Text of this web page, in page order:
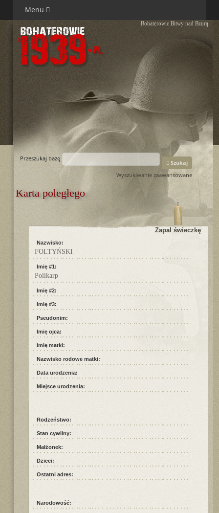
Menu
Bohaterowie Bitwy nad Bzurą
Przeszukaj bazę
Szukaj
Wyszukiwanie zaawansowane
Karta poległego
Zapal świeczkę
Nazwisko:
FOLTYŃSKI
Imię #1:
Polikarp
Imię #2:
Imię #3:
Pseudonim:
Imię ojca:
Imię matki:
Nazwisko rodowe matki:
Data urodzenia:
Miejsce urodzenia:
Rodzeństwo:
Stan cywilny:
Małżonek:
Dzieci:
Ostatni adres:
Narodowość: